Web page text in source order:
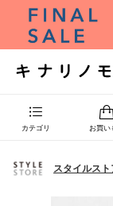
カテゴリ お買い
スタイルスト